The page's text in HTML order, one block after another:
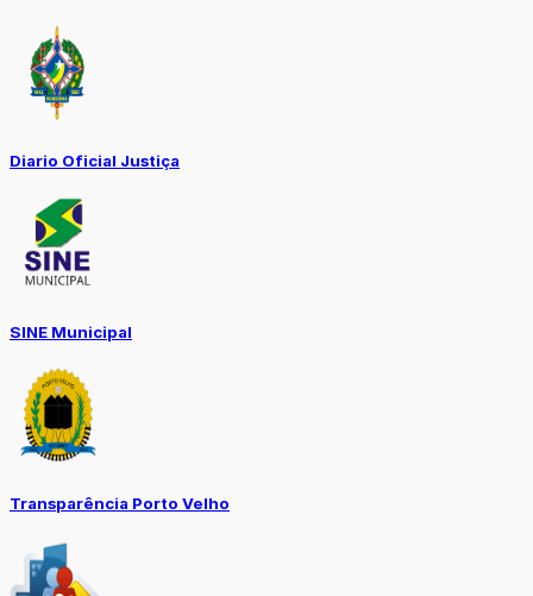
Diario Oficial Justiça
SINE Municipal
Transparência Porto Velho